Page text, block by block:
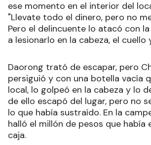
ese momento en el interior del
"Llevate todo el dinero, pero no
Pero el delincuente lo atacó con
a lesionarlo en la cabeza, el cuello
Daorong trató de escapar, pero
persiguió y con una botella vacía
local, lo golpeó en la cabeza y lo
de ello escapó del lugar, pero no
lo que había sustraído. En la
halló el millón de pesos que había
caja.